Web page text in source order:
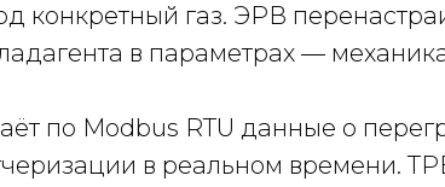
конкретный газ. ЭРВ
в параметрах —
по Modbus RTU данные о
в реальном времени.